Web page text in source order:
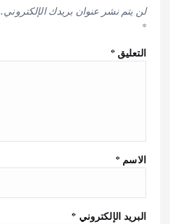
لن يتم نشر عنوان بريدك الإلكتروني.
*
التعليق*
الاسم *
البريد الإلكتروني *